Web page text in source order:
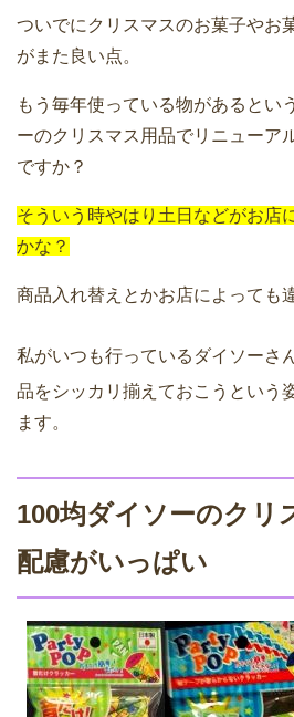
ついでにクリスマスのお菓子やお
がまた良い点。
もう毎年使っている物があるとい
ーのクリスマス用品でリニューア
ですか？
そういう時やはり土日などがお店
かな？
商品入れ替えとかお店によっても
私がいつも行っているダイソーさ
品をシッカリ揃えておこうという
ます。
100均ダイソーのクリ
配慮がいっぱい